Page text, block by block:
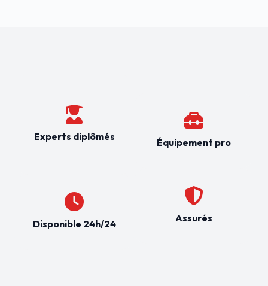
Experts diplômés
Disponible 24h/24
Équipement pro
Assurés